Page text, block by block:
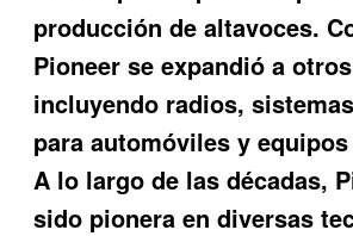
producción de altavoces.
Pioneer se expandió a
incluyendo radios,
para automóviles y
A lo largo de las décadas,
sido pionera en diversas